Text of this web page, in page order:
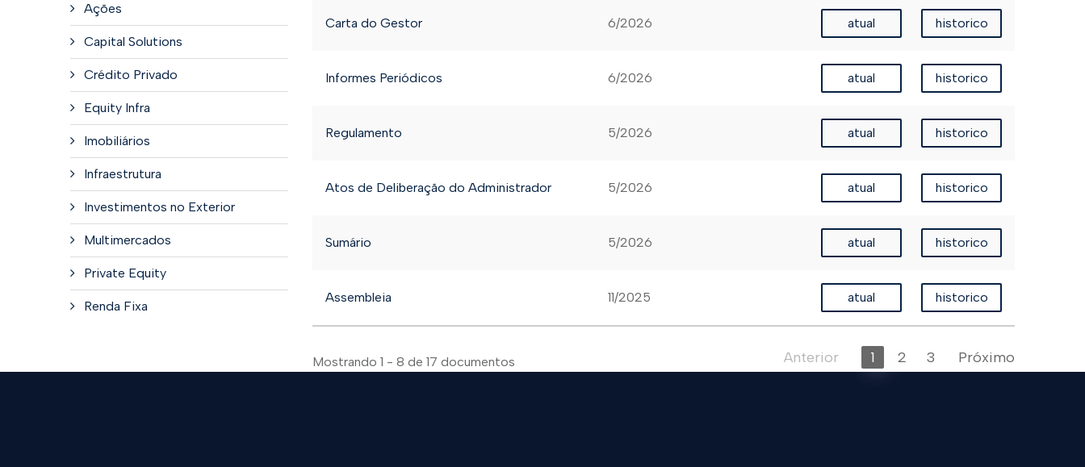
Ações
Capital Solutions
Crédito Privado
Equity Infra
Imobiliários
Infraestrutura
Investimentos no Exterior
Multimercados
Private Equity
Renda Fixa
Carta do Gestor 6/2026 atual historico
Informes Periódicos 6/2026 atual historico
Regulamento 5/2026 atual historico
Atos de Deliberação do Administrador 5/2026 atual historico
Sumário 5/2026 atual historico
Assembleia 11/2025 atual historico
Mostrando 1 - 8 de 17 documentos Anterior 1 2 3 Próximo